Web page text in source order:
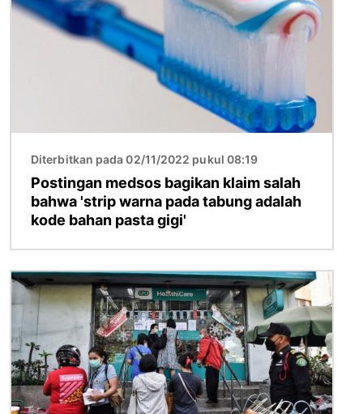
Diterbitkan pada 02/11/2022 pukul 08:19
Postingan medsos bagikan klaim salah
bahwa 'strip warna pada tabung adalah
kode bahan pasta gigi'
Gambar